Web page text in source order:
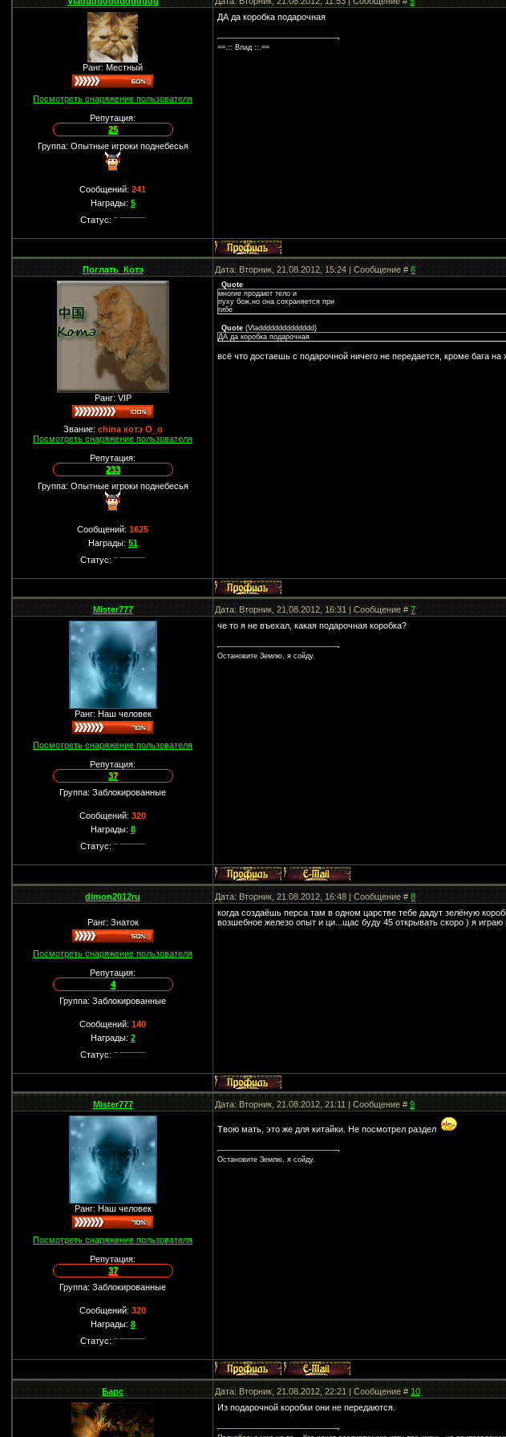
Ранг: Местный
Посмотреть снаряжение пользователя
Репутация:
25
Группа: Опытные игроки поднебесья
Сообщений:241
Награды: 5
Статус:
ДА да коробка подарочная
==.:: Влад ::.==
Поглать_Котэ Дата: Вторник, 21.08.2012, 15:24 | Сообщение #6
Ранг: VIP
Звание: china котэ О_о
Посмотреть снаряжение пользователя
Репутация:
233
Группа: Опытные игроки поднебесья
Сообщений:1625
Награды: 51
Статус:
Quote
многие продают тело и
пуху бож,но она сохраняется при
гибе
Quote (Vladddddddddddddd)
ДА да коробка подарочная
всё что достаешь с подарочной ничего не передается, кроме бага на
Mister777 Дата: Вторник, 21.08.2012, 16:31 | Сообщение #7
Ранг: Наш человек
Посмотреть снаряжение пользователя
Репутация:
37
Группа: Заблокированные
Сообщений:320
Награды: 8
Статус:
че то я не въехал, какая подарочная коробка?
Остановите Землю, я сойду.
dimon2012ru Дата: Вторник, 21.08.2012, 16:48 | Сообщение #8
Ранг: Знаток
Посмотреть снаряжение пользователя
Репутация:
4
Группа: Заблокированные
Сообщений:140
Награды: 2
Статус:
когда создаёшь перса там в одном царстве тебе дадут зелёную
возшебное железо опыт и ци...щас буду 45 открывать скоро ) я
Mister777 Дата: Вторник, 21.08.2012, 21:11 | Сообщение #9
Ранг: Наш человек
Посмотреть снаряжение пользователя
Репутация:
37
Группа: Заблокированные
Сообщений:320
Награды: 8
Статус:
Твою мать, это же для китайки. Не посмотрел раздел
Остановите Землю, я сойду.
Барс Дата: Вторник, 21.08.2012, 22:21 | Сообщение #10
Из подарочной коробки они не передаются.